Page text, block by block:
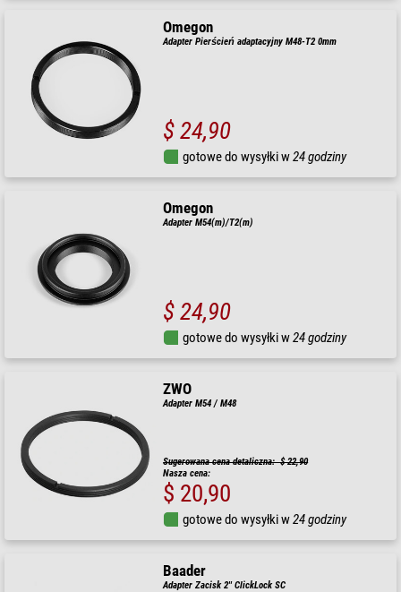
Omegon
Adapter Pierścień adaptacyjny M48-T2 0mm
$ 24,90
gotowe do wysyłki w24 godziny
Omegon
Adapter M54(m)/T2(m)
$ 24,90
gotowe do wysyłki w24 godziny
ZWO
Adapter M54 / M48
Sugerowana cena detaliczna: $ 22,90
Nasza cena:
$ 20,90
gotowe do wysyłki w24 godziny
Baader
Adapter Zacisk 2'' ClickLock SC